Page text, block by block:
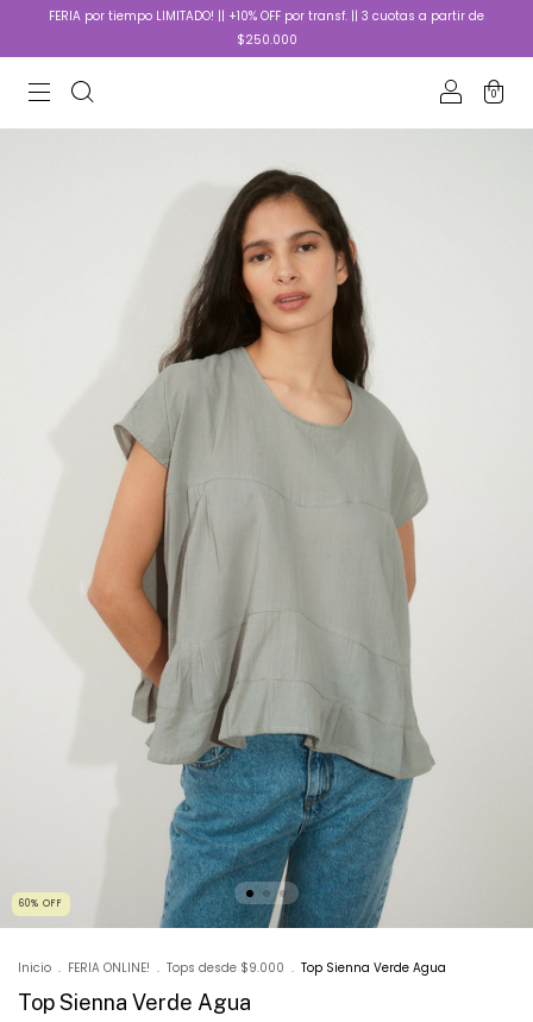
FERIA por tiempo LIMITADO! || +10% OFF por transf. || 3 cuotas a partir de
$250.000
0
60% OFF
Inicio . FERIA ONLINE! . Tops desde $9.000 . Top Sienna Verde Agua
Top Sienna Verde Agua